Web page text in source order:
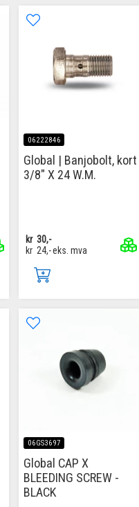
06222846
Global | Banjobolt, kort
3/8" X 24 W.M.
kr 30,-
kr 24,-eks. mva
06GS3697
Global CAP X
BLEEDING SCREW -
BLACK